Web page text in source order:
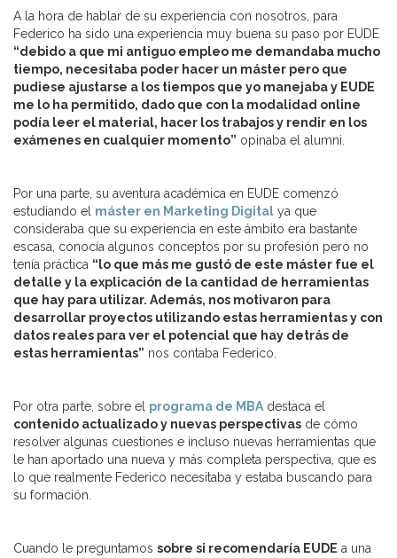
A la hora de hablar de su experiencia con nosotros, para
Federico ha sido una experiencia muy buena su paso por EUDE
“debido a que mi antiguo empleo me demandaba mucho
tiempo, necesitaba poder hacer un máster pero que
pudiese ajustarse a los tiempos que yo manejaba y EUDE
me lo ha permitido, dado que con la modalidad online
podía leer el material, hacer los trabajos y rendir en los
exámenes en cualquier momento” opinaba el alumni.
Por una parte, su aventura académica en EUDE comenzó
estudiando el máster en Marketing Digital ya que
consideraba que su experiencia en este ámbito era bastante
escasa, conocía algunos conceptos por su profesión pero no
tenía práctica “lo que más me gustó de este máster fue el
detalle y la explicación de la cantidad de herramientas
que hay para utilizar. Además, nos motivaron para
desarrollar proyectos utilizando estas herramientas y con
datos reales para ver el potencial que hay detrás de
estas herramientas” nos contaba Federico.
Por otra parte, sobre el programa de MBA destaca el
contenido actualizado y nuevas perspectivas de cómo
resolver algunas cuestiones e incluso nuevas herramientas que
le han aportado una nueva y más completa perspectiva, que es
lo que realmente Federico necesitaba y estaba buscando para
su formación.
Cuando le preguntamos sobre si recomendaría EUDE a una